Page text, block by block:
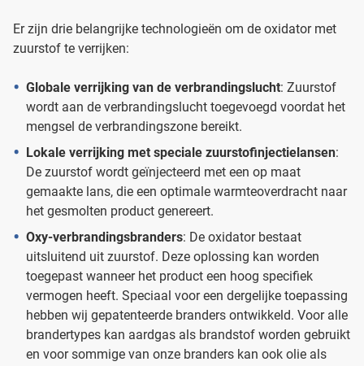
Er zijn drie belangrijke technologieën om de oxidator met
zuurstof te verrijken:
Globale verrijking van de verbrandingslucht: Zuurstof
wordt aan de verbrandingslucht toegevoegd voordat het
mengsel de verbrandingszone bereikt.
Lokale verrijking met speciale zuurstofinjectielansen:
De zuurstof wordt geïnjecteerd met een op maat
gemaakte lans, die een optimale warmteoverdracht naar
het gesmolten product genereert.
Oxy-verbrandingsbranders: De oxidator bestaat
uitsluitend uit zuurstof. Deze oplossing kan worden
toegepast wanneer het product een hoog specifiek
vermogen heeft. Speciaal voor een dergelijke toepassing
hebben wij gepatenteerde branders ontwikkeld. Voor alle
brandertypes kan aardgas als brandstof worden gebruikt
en voor sommige van onze branders kan ook olie als